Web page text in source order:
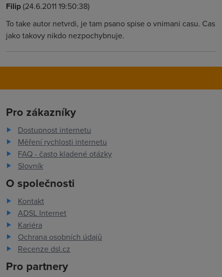
Filip(24.6.2011 19:50:38)
To take autor netvrdi, je tam psano spise o vnimani casu. Cas
jako takovy nikdo nezpochybnuje.
Pro zákazníky
Dostupnost internetu
Měření rychlosti internetu
FAQ - často kladené otázky
Slovník
O společnosti
Kontakt
ADSL Internet
Kariéra
Ochrana osobních údajů
Recenze dsl.cz
Pro partnery